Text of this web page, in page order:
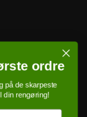
ordre
på de skarpeste
din rengøring!